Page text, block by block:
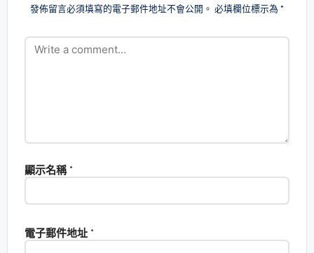
發佈留言必須填寫的電子郵件地址不會公開。 必填欄位標示為 *
顯示名稱 *
電子郵件地址 *